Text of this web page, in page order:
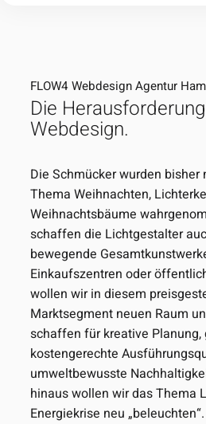
FLOW4 Webdesign Agentur
Die
Webdesign.
Die Schmücker wurden bisher
Thema Weihnachten,
Weihnachtsbäume
schaffen die Lichtgestalter
bewegende
Einkaufszentren oder
wollen wir in diesem
Marktsegment neuen Raum
schaffen für kreative Planung,
kostengerechte
umweltbewusste
hinaus wollen wir das Thema
Energiekrise neu „beleuchten“.